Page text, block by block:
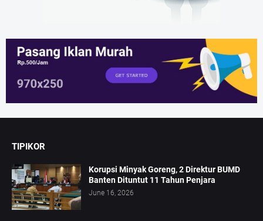
TIPIKOR
Korupsi Minyak Goreng, 2 Direktur BUMD
Banten Dituntut 11 Tahun Penjara
June 16, 2026